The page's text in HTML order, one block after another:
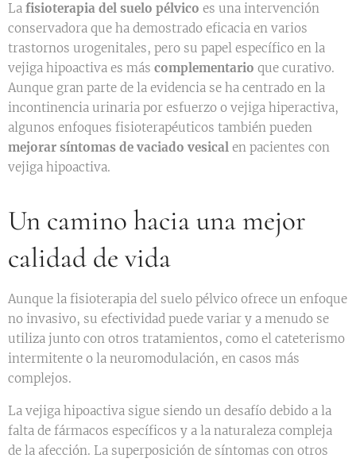
La fisioterapia del suelo pélvico es una intervención
conservadora que ha demostrado eficacia en varios
trastornos urogenitales, pero su papel específico en la
vejiga hipoactiva es más complementario que curativo.
Aunque gran parte de la evidencia se ha centrado en la
incontinencia urinaria por esfuerzo o vejiga hiperactiva,
algunos enfoques fisioterapéuticos también pueden
mejorar síntomas de vaciado vesical en pacientes con
vejiga hipoactiva.
Un camino hacia una mejor
calidad de vida
Aunque la fisioterapia del suelo pélvico ofrece un enfoque
no invasivo, su efectividad puede variar y a menudo se
utiliza junto con otros tratamientos, como el cateterismo
intermitente o la neuromodulación, en casos más
complejos.
La vejiga hipoactiva sigue siendo un desafío debido a la
falta de fármacos específicos y a la naturaleza compleja
de la afección. La superposición de síntomas con otros